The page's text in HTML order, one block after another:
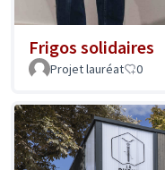
Frigos solidaires
Projet lauréat 0